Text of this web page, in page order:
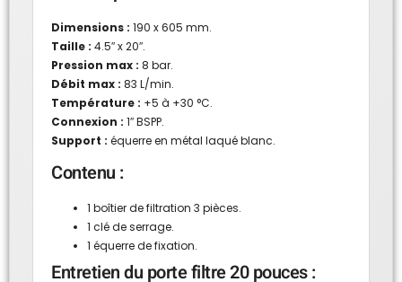
Dimensions : 190 x 605 mm.
Taille : 4.5″ x 20″.
Pression max : 8 bar.
Débit max : 83 L/min.
Température : +5 à +30 °C.
Connexion : 1″ BSPP.
Support : équerre en métal laqué blanc.
Contenu :
1 boîtier de filtration 3 pièces.
1 clé de serrage.
1 équerre de fixation.
Entretien du porte filtre 20 pouces :